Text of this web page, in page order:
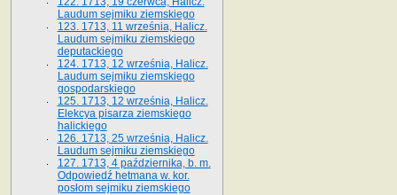
Laudum sejmiku ziemskiego
123. 1713, 11 września, Halicz.
Laudum sejmiku ziemskiego
deputackiego
124. 1713, 12 września, Halicz.
Laudum sejmiku ziemskiego
gospodarskiego
125. 1713, 12 września, Halicz.
Elekcya pisarza ziemskiego
halickiego
126. 1713, 25 września, Halicz.
Laudum sejmiku ziemskiego
127. 1713, 4 października, b. m.
Odpowiedź hetmana w. kor.
posłom sejmiku ziemskiego